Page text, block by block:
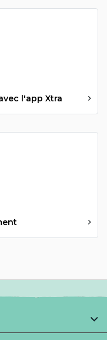
l'app Xtra